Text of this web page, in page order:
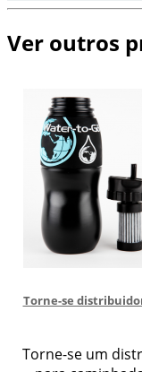
Ver outros
Torne-se
Torne-se um